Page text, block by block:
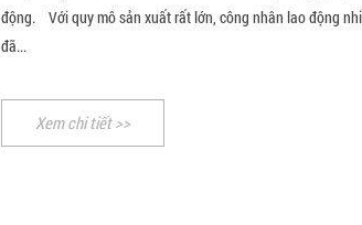
động. Với quy mô sản xuất rất lớn, công nhân lao động
đã...
Xem chi tiết >>